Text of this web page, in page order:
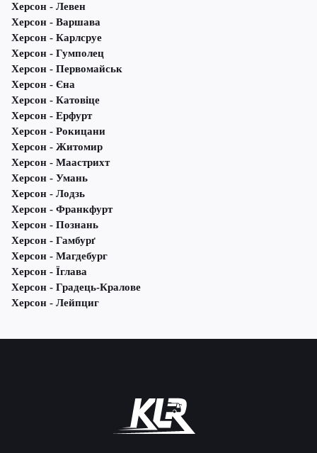
Херсон - Левен
Херсон - Варшава
Херсон - Карлсруе
Херсон - Гумполец
Херсон - Первомайськ
Херсон - Єна
Херсон - Катовіце
Херсон - Ерфурт
Херсон - Рокицани
Херсон - Житомир
Херсон - Маастрихт
Херсон - Умань
Херсон - Лодзь
Херсон - Франкфурт
Херсон - Познань
Херсон - Гамбурґ
Херсон - Магдебург
Херсон - Їглава
Херсон - Градець-Кралове
Херсон - Лейпциг